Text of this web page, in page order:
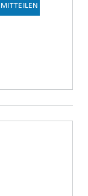
MITTEILEN